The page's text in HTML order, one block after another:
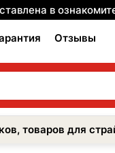
в
Отзывы
товаров для